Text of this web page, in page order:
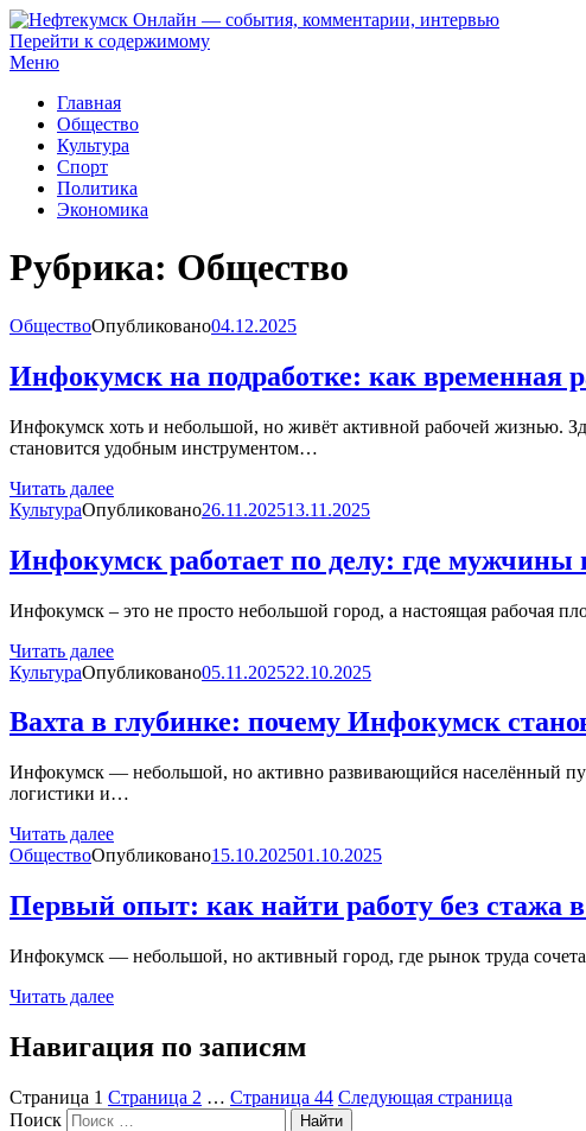
Нефтекумск Онлайн — события, комментарии, интервью
Перейти к содержимому
Меню
Главная
Общество
Культура
Спорт
Политика
Экономика
Рубрика: Общество
ОбществоОпубликовано04.12.2025
Инфокумск на подработке: как временная
Инфокумск хоть и небольшой, но живёт активной рабочей жизнью.
становится удобным инструментом…
Читать далее
КультураОпубликовано26.11.202513.11.2025
Инфокумск работает по делу: где мужчины
Инфокумск – это не просто небольшой город, а настоящая рабочая
Читать далее
КультураОпубликовано05.11.202522.10.2025
Вахта в глубинке: почему Инфокумск
Инфокумск — небольшой, но активно развивающийся населённый
логистики и…
Читать далее
ОбществоОпубликовано15.10.202501.10.2025
Первый опыт: как найти работу без стажа
Инфокумск — небольшой, но активный город, где рынок труда
Читать далее
Навигация по записям
Страница 1 Страница 2 … Страница 44 Следующая страница
Поиск
Найти